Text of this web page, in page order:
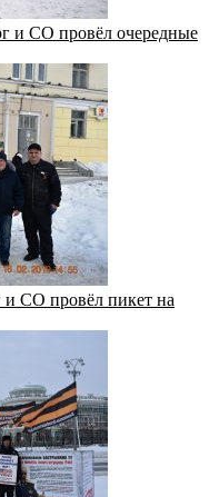
и СО провёл очередные
СО провёл пикет на